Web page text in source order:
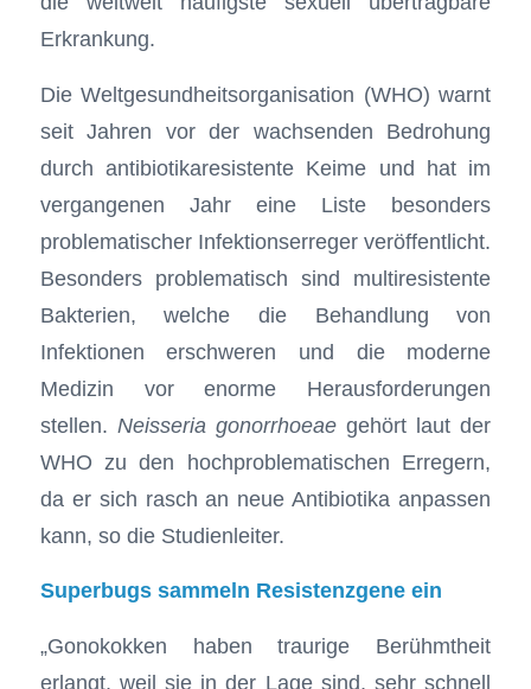
Erkrankung.
Die Weltgesundheitsorganisation (WHO) warnt
seit Jahren vor der wachsenden Bedrohung
durch antibiotikaresistente Keime und hat im
vergangenen Jahr eine Liste besonders
problematischer Infektionserreger veröffentlicht.
Besonders problematisch sind multiresistente
Bakterien, welche die Behandlung von
Infektionen erschweren und die moderne
Medizin vor enorme Herausforderungen
stellen. Neisseria gonorrhoeaegehört laut der
WHO zu den hochproblematischen Erregern,
da er sich rasch an neue Antibiotika anpassen
kann, so die Studienleiter.
Superbugs sammeln Resistenzgene ein
„Gonokokken haben traurige Berühmtheit
erlangt, weil sie in der Lage sind, sehr schnell